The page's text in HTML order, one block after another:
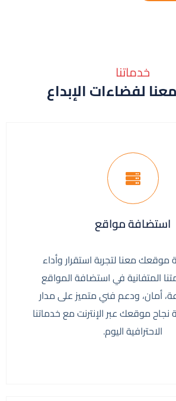
خدماتنا
لفضاءات الإبداع
استضافة مواقع
موقعك معنا لتجربة استقرار وأداء
المتفانية في استضافة المواقع
أمان، ودعم فني متميز على مدار
نجاح موقعك عبر الإنترنت مع خدماتنا
الاحترافية اليوم.